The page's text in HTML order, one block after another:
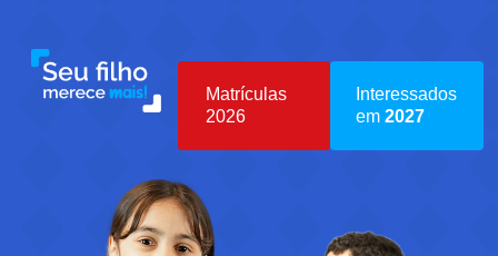
Matrículas
2026
Inscrição
Interessados
em2027